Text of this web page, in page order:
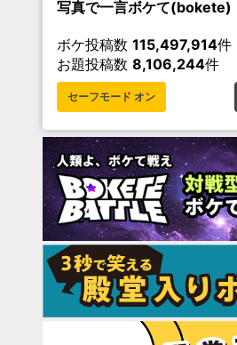
写真で一言ボケて(bokete)
ボケ投稿数 115,497,914件
お題投稿数 8,106,244件
セーフモード オン